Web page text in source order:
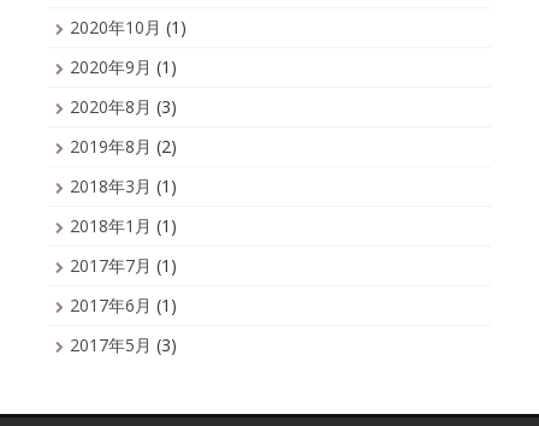
2020年10月 (1)
2020年9月 (1)
2020年8月 (3)
2019年8月 (2)
2018年3月 (1)
2018年1月 (1)
2017年7月 (1)
2017年6月 (1)
2017年5月 (3)